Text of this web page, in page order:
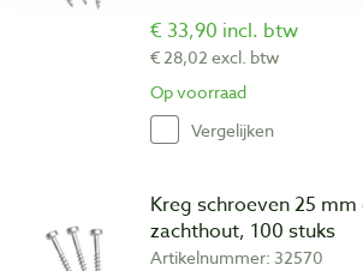
€ 33,90 incl. btw
€ 28,02 excl. btw
Op voorraad
Vergelijken
Kreg schroeven 25
zachthout, 100 stuks
Artikelnummer: 32570